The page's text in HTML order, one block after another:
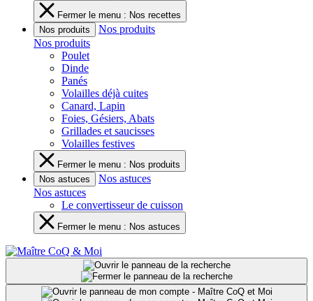
Fermer le menu : Nos recettes
Nos produits
Nos produits
Nos produits
Poulet
Dinde
Panés
Volailles déjà cuites
Canard, Lapin
Foies, Gésiers, Abats
Grillades et saucisses
Volailles festives
Fermer le menu : Nos produits
Nos astuces
Nos astuces
Nos astuces
Le convertisseur de cuisson
Fermer le menu : Nos astuces